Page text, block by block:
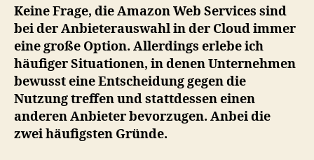
gegen
die
Amazon
Web
Services
Keine Frage, die Amazon Web Services sind
bei der Anbieterauswahl in der Cloud immer
eine große Option. Allerdings erlebe ich
häufiger Situationen, in denen Unternehmen
bewusst eine Entscheidung gegen die
Nutzung treffen und stattdessen einen
anderen Anbieter bevorzugen. Anbei die
zwei häufigsten Gründe.